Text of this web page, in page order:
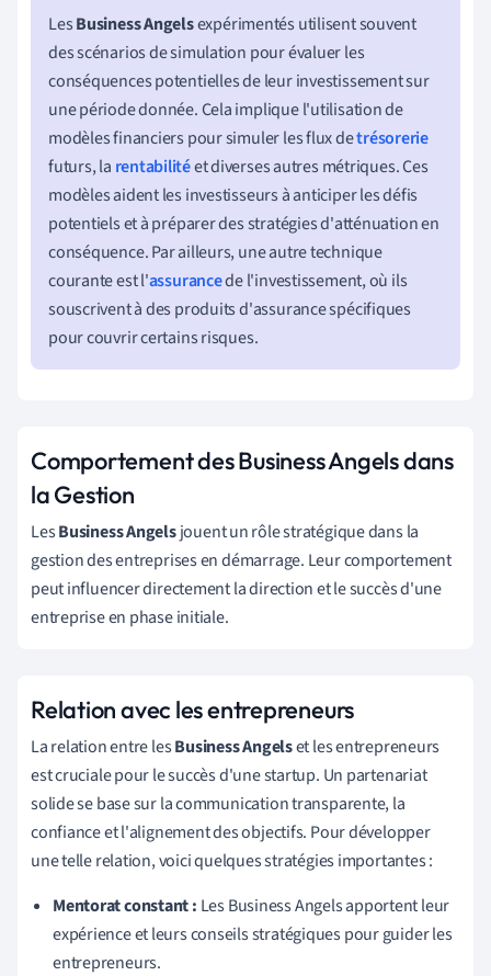
LesBusiness Angelsexpérimentés utilisent souvent
des scénarios de simulation pour évaluer les
conséquences potentielles de leur investissement sur
une période donnée. Cela implique l'utilisation de
modèles financiers pour simuler les flux detrésorerie
futurs, la rentabilitéet diverses autres métriques. Ces
modèles aident les investisseurs à anticiper les défis
potentiels et à préparer des stratégies d'atténuation en
conséquence. Par ailleurs, une autre technique
courante est l'assurancede l'investissement, où ils
souscrivent à des produits d'assurance spécifiques
pour couvrir certains risques.
Comportement des Business Angels dans
la Gestion
LesBusiness Angelsjouent un rôle stratégique dans la
gestion des entreprises en démarrage. Leur comportement
peut influencer directement la direction et le succès d'une
entreprise en phase initiale.
Relation avec les entrepreneurs
La relation entre lesBusiness Angelset les entrepreneurs
est cruciale pour le succès d'une startup. Un partenariat
solide se base sur la communication transparente, la
confiance et l'alignement des objectifs. Pour développer
une telle relation, voici quelques stratégies importantes :
Mentorat constant : Les Business Angels apportent leur
expérience et leurs conseils stratégiques pour guider les
entrepreneurs.